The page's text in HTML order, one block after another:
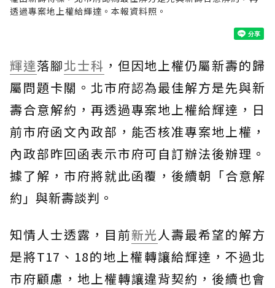
透過專案地上權給輝達。本報資料照。
輝達落腳北士科 ，但因地上權仍屬新壽的歸
屬問題卡關。北市府認為最佳解方是先與新
壽合意解約，再透過專案地上權給輝達，日
前市府函文內政部，能否核准專案地上權，
內政部昨回函表示市府可自訂辦法後辦理。
據了解，市府將就此函覆，後續朝「合意解
約」與新壽談判。
知情人士透露，目前新光人壽最希望的解方
是將T17、18的地上權轉讓給輝達，不過北
市府顧慮，地上權轉讓違背契約，後續也會